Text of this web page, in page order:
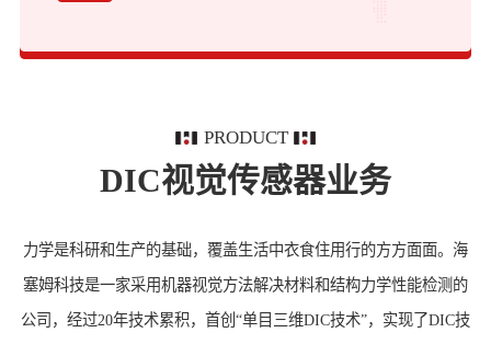
PRODUCT
DIC视觉传感器业务
力学是科研和生产的基础，覆盖生活中衣食住用行的方方面面。海
塞姆科技是一家采用机器视觉方法解决材料和结构力学性能检测的
公司，经过20年技术累积，首创“单目三维DIC技术”，实现了DIC技